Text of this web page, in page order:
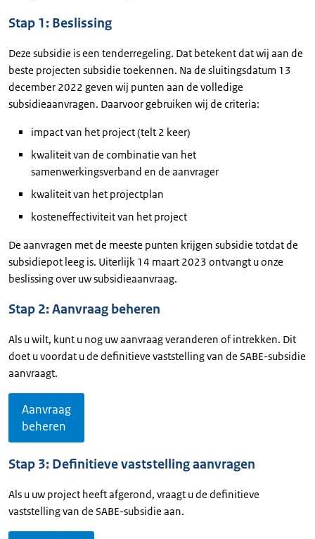
Stap 1: Beslissing
Deze subsidie is een tenderregeling. Dat betekent dat wij aan de
beste projecten subsidie toekennen. Na de sluitingsdatum 13
december 2022 geven wij punten aan de volledige
subsidieaanvragen. Daarvoor gebruiken wij de criteria:
impact van het project (telt 2 keer)
kwaliteit van de combinatie van het
samenwerkingsverband en de aanvrager
kwaliteit van het projectplan
kosteneffectiviteit van het project
De aanvragen met de meeste punten krijgen subsidie totdat de
subsidiepot leeg is. Uiterlijk 14 maart 2023 ontvangt u onze
beslissing over uw subsidieaanvraag.
Stap 2: Aanvraag beheren
Als u wilt, kunt u nog uw aanvraag veranderen of intrekken. Dit
doet u voordat u de definitieve vaststelling van de SABE-subsidie
aanvraagt.
Aanvraag
beheren
Stap 3: Definitieve vaststelling aanvragen
Als u uw project heeft afgerond, vraagt u de definitieve
vaststelling van de SABE­-subsidie aan.